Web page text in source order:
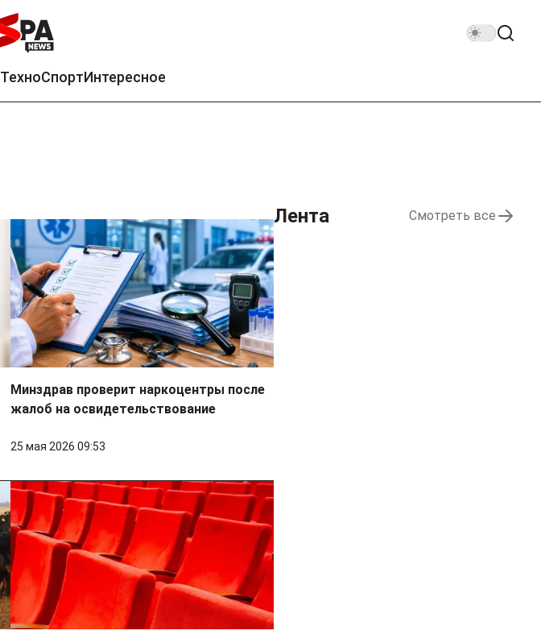
ТехноСпортИнтересное
Минздрав проверит наркоцентры после
жалоб на освидетельствование
25 мая 2026 09:53
Лента Смотреть все